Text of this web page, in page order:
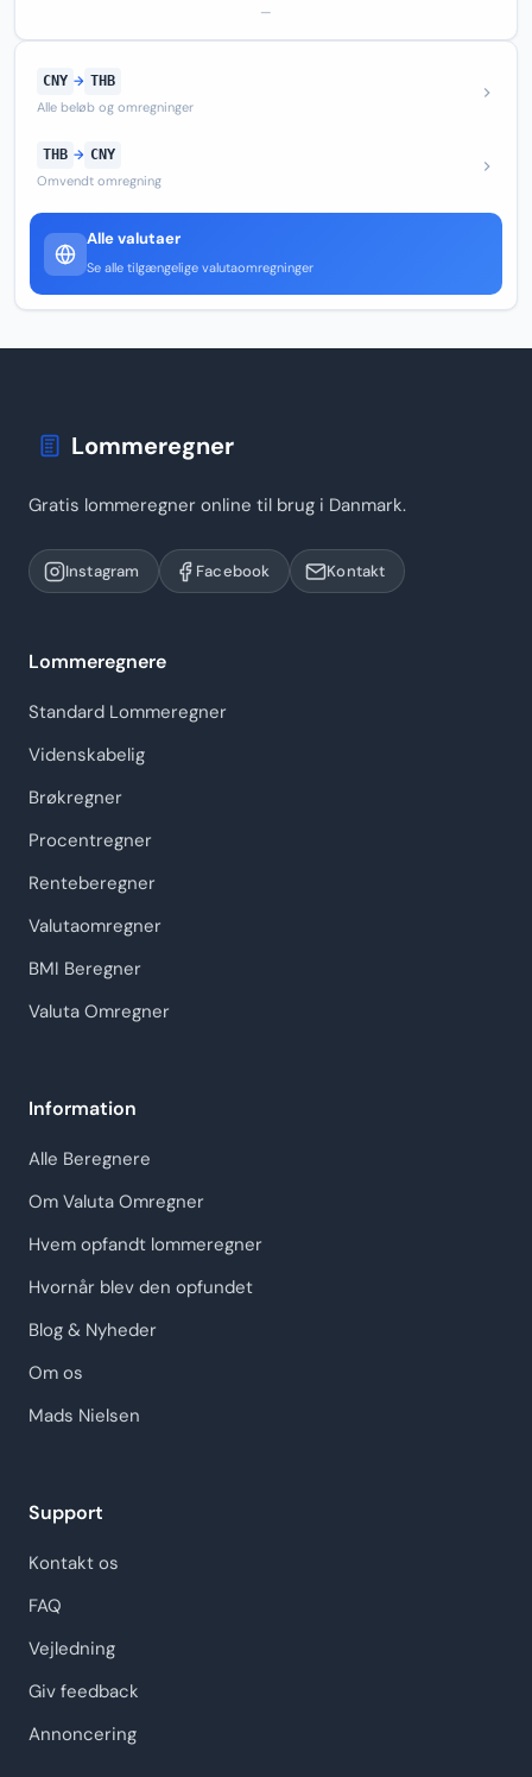
—
CNY → THB
Alle beløb og omregninger
THB → CNY
Omvendt omregning
Alle valutaer
Se alle tilgængelige valutaomregninger
Lommeregner
Gratis lommeregner online til brug i Danmark.
Instagram Facebook Kontakt
Lommeregnere
Standard Lommeregner
Videnskabelig
Brøkregner
Procentregner
Renteberegner
Valutaomregner
BMI Beregner
Valuta Omregner
Information
Alle Beregnere
Om Valuta Omregner
Hvem opfandt lommeregner
Hvornår blev den opfundet
Blog & Nyheder
Om os
Mads Nielsen
Support
Kontakt os
FAQ
Vejledning
Giv feedback
Annoncering